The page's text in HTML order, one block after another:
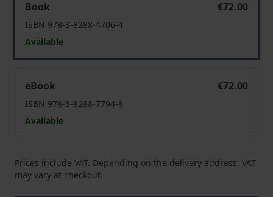
Book
€72.00
ISBN 978-3-8288-4706-4
Available
eBook
€72.00
ISBN 978-3-8288-7794-8
Available
Prices include VAT. Depending on the delivery address, VAT
may vary at checkout.